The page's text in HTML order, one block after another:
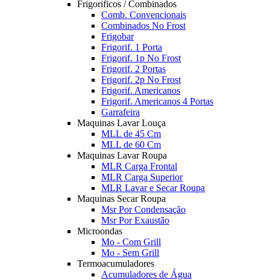
Frigorificos / Combinados
Comb. Convencionais
Combinados No Frost
Frigobar
Frigorif. 1 Porta
Frigorif. 1p No Frost
Frigorif. 2 Portas
Frigorif. 2p No Frost
Frigorif. Americanos
Frigorif. Americanos 4 Portas
Garrafeira
Maquinas Lavar Louça
MLL de 45 Cm
MLL de 60 Cm
Maquinas Lavar Roupa
MLR Carga Frontal
MLR Carga Superior
MLR Lavar e Secar Roupa
Maquinas Secar Roupa
Msr Por Condensação
Msr Por Exaustão
Microondas
Mo - Com Grill
Mo - Sem Grill
Termoacumuladores
Acumuladores de Água